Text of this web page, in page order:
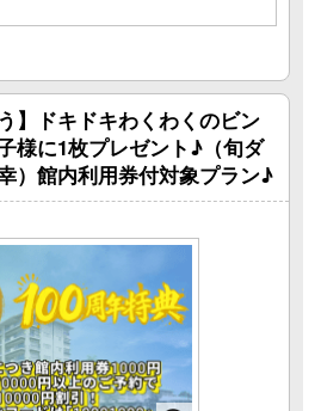
】ドキドキわくわくのビン
様に1枚プレゼント♪（旬ダ
）館内利用券付対象プラン♪